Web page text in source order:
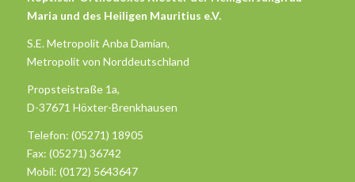
Maria und des Heiligen Mauritius e.V.
S.E. Metropolit Anba Damian,
Metropolit von Norddeutschland
Propsteistraße 1a,
D-37671 Höxter-Brenkhausen
Telefon: (05271) 18905
Fax: (05271) 36742
Mobil: (0172) 5643647